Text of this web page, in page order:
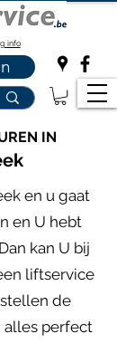
info
IN
en u gaat
en U hebt
kan U bij
liftservice
de
perfect